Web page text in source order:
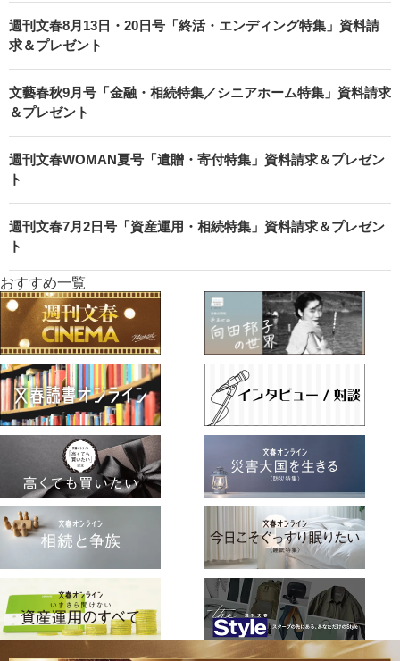
週刊文春8月13日・20日号「終活・エンディング特集」資料請
求＆プレゼント
文藝春秋9月号「金融・相続特集／シニアホーム特集」資料請求
＆プレゼント
週刊文春WOMAN夏号「遺贈・寄付特集」資料請求＆プレゼン
ト
週刊文春7月2日号「資産運用・相続特集」資料請求＆プレゼン
ト
おすすめ一覧